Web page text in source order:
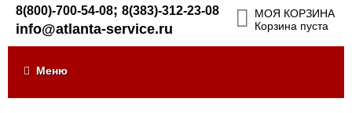
8(800)-700-54-08; 8(383)-312-23-08
info@atlanta-service.ru
МОЯ КОРЗИНА
Корзина пуста
Меню